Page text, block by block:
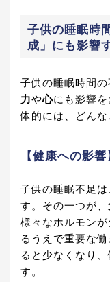
子供の睡眠時
成」にも影響
子供の睡眠時間の
力や心にも影響
体的には、どんな
【健康への影響
子供の睡眠不足
す。その一つが、
様々なホルモン
るうえで重要な
ると少なくなり
す。